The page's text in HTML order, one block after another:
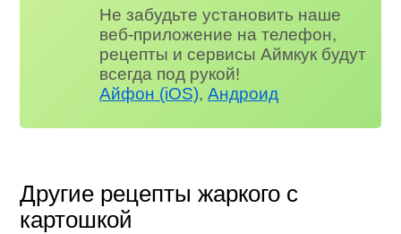
Не забудьте установить наше
веб-приложение на телефон,
рецепты и сервисы Аймкук будут
всегда под рукой!
Айфон (iOS),Андроид
Другие рецепты жаркого с
картошкой